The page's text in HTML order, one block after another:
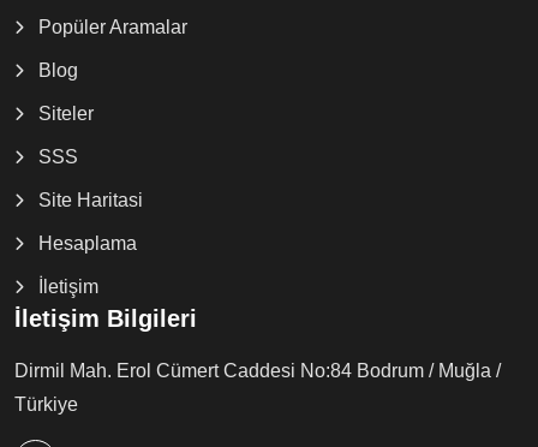
Popüler Aramalar
Blog
Siteler
SSS
Site Haritasi
Hesaplama
İletişim
İletişim Bilgileri
Dirmil Mah. Erol Cümert Caddesi No:84 Bodrum / Muğla /
Türkiye